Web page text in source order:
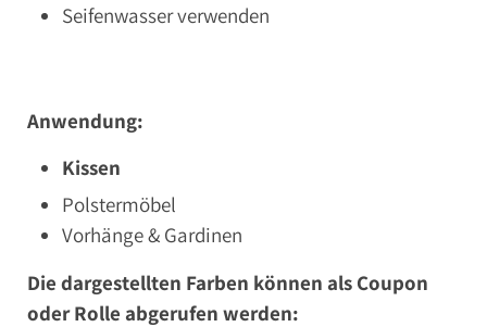
Seifenwasser verwenden
Anwendung:
Kissen
Polstermöbel
Vorhänge & Gardinen
Die dargestellten Farben können als Coupon
oder Rolle abgerufen werden: